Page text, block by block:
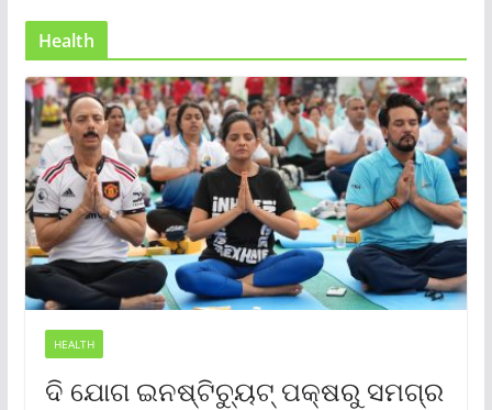
Health
HEALTH
ଦି ଯୋଗ ଇନଷ୍ଟିଚ୍ୟୁଟ୍ ପକ୍ଷରୁ ସମଗ୍ର